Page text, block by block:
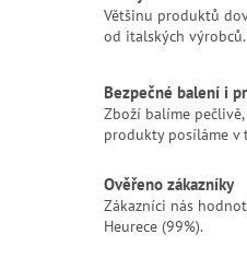
Většinu produktů
od italských výrobců.
Bezpečné balení i
Zboží balíme
produkty posíláme v
Ověřeno zákazníky
Zákazníci nás
Heurece (99%).